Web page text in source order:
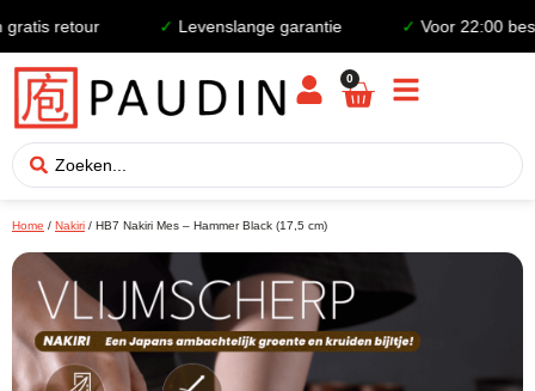
retour Levenslange garantie Voor 22:00
0
Home / Nakiri / HB7 Nakiri Mes – Hammer Black (17,5 cm)